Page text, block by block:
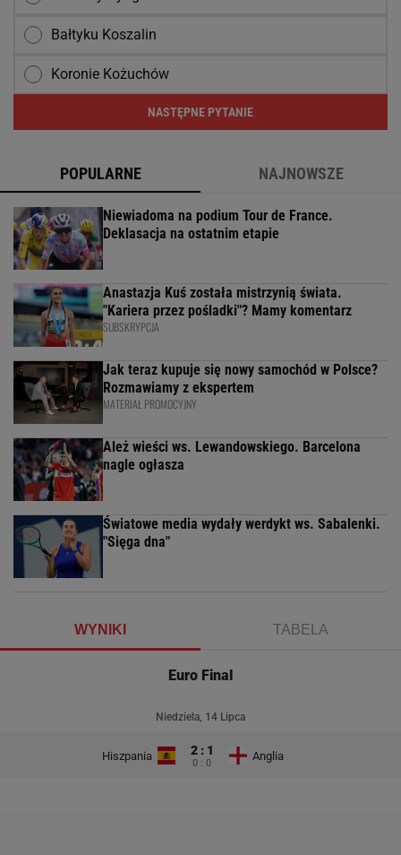
Bałtyku Koszalin
Koronie Kożuchów
NASTĘPNE PYTANIE
POPULARNE NAJNOWSZE
Niewiadoma na podium Tour de France.
Deklasacja na ostatnim etapie
Anastazja Kuś została mistrzynią świata.
"Kariera przez pośladki"? Mamy komentarz
SUBSKRYPCJA
Jak teraz kupuje się nowy samochód w Polsce?
Rozmawiamy z ekspertem
MATERIAŁ PROMOCYJNY
Ależ wieści ws. Lewandowskiego. Barcelona
nagle ogłasza
Światowe media wydały werdykt ws. Sabalenki.
"Sięga dna"
WYNIKI TABELA
Euro Final
Niedziela, 14 Lipca
Hiszpania 2 : 1
0 : 0
Anglia